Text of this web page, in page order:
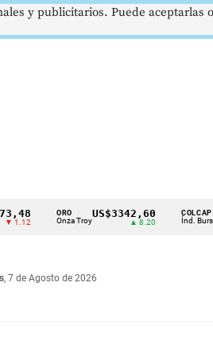
ORO
Onza Troy
US$3342,60 COLCAP
Índ. Bursátil
, 7 de Agosto de 2026
y publicitarios. Puede aceptarlas